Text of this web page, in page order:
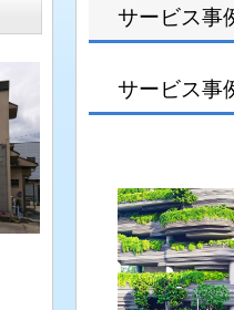
サービス事
サービス事